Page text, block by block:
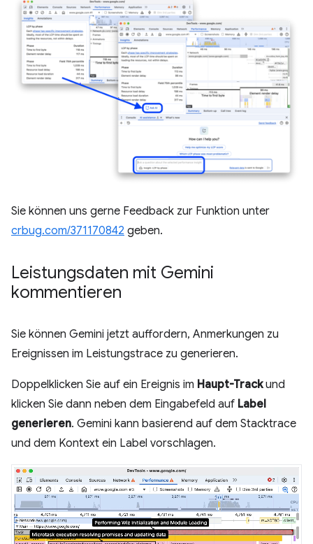
Sie können uns gerne Feedback zur Funktion unter
crbug.com/371170842 geben.
Leistungsdaten mit Gemini
kommentieren
Sie können Gemini jetzt auffordern, Anmerkungen zu
Ereignissen im Leistungstrace zu generieren.
Doppelklicken Sie auf ein Ereignis im Haupt-Trackund
klicken Sie dann neben dem Eingabefeld auf Label
generieren. Gemini kann basierend auf dem Stacktrace
und dem Kontext ein Label vorschlagen.